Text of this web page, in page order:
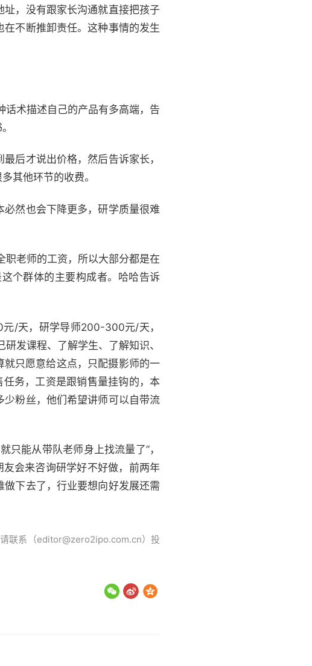
，没有跟家长沟通就直接把孩子
不断推卸责任。这种事情的发生
术描述自己的产品有多高端，告
后才说出价格，然后告诉家长，
其他环节的收费。
然也会下降更多，研学质量很难
老师的工资，所以大部分都是在
个群体的主要构成者。哈哈告诉
/天，研学导师200-300元/天，
发课程、了解学生、了解知识、
只愿意给这点，只配摄影师的一
务，工资是跟销售量挂钩的，本
粉丝，他们希望讲师可以自带流
只能从带队老师身上找流量了”，
会来咨询研学好不好做，前两年
下去了，行业要想向好发展还需
联系（editor@zero2ipo.com.cn）投